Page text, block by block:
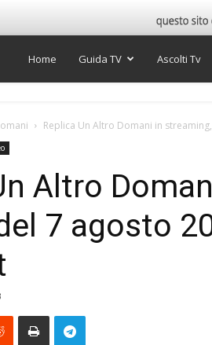
Super
Home Guida TV Ascolti Tv
Replica Un Altro Domani in
Altro
7 agosto